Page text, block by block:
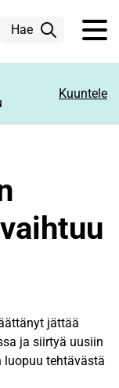
Hae
Kuuntele
jättää
ja siirtyä uusiin
luopuu tehtävästä